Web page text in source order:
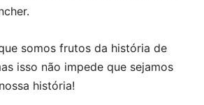
somos frutos da história de
isso não impede que sejamos
história!